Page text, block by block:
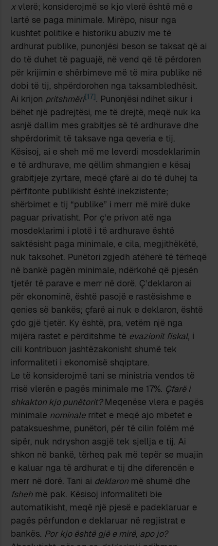
xvlerë; konsiderojmë se kjo vlerë është më e
lartë se paga minimale. Mirëpo, nisur nga
kushtet politike e historiku abuziv me të
ardhurat publike, punonjësi beson se taksat që ai
do të duhet të paguajë, në vend që të përdoren
për krijimin e shërbimeve më të mira publike në
dobi të tij, shpërdorohen nga taksambledhësit.
Ai krijon pritshmëri[17]. Punonjësi ndihet sikur i
bëhet një padrejtësi, me të drejtë, meqë nuk ka
asnjë dallim mes grabitjes së të ardhurave dhe
shpërdorimit të taksave nga qeveria e tij.
Kësisoj, ai e sheh më me leverdi mosdeklarimin
e të ardhurave, me qëllim shmangien e kësaj
grabitjeje zyrtare, meqë çfarë ai do të duhej ta
përfitonte publikisht është inekzistente;
shërbimet e tij “publike” i merr më mirë duke
paguar privatisht. Por ç’e privon atë nga
mosdeklarimi i plotë i të ardhurave është
saktësisht paga minimale, e cila, megjithëkëtë,
nuk taksohet. Punëtori zgjedh atëherë të tërheqë
në bankë pagën minimale, ndërkohë që pjesën
tjetër të parave e merr në dorë. Ç’deklaron ai
për ekonominë, është pasojë e rastësishme e
qenies së bankës; çfarë ai nuk e deklaron, është
çdo gjë tjetër. Ky është, pra, vetëm një nga
mijëra rastet e përditshme të evazionit fiskal, i
cili kontribuon jashtëzakonisht shumë tek
informaliteti i ekonomisë shqiptare.
Le të konsiderojmë tani se ministria vendos të
rrisë vlerën e pagës minimale me 17%. Çfarë i
shkakton kjo punëtorit? Meqenëse vlera e pagës
minimale nominale rritet e meqë ajo mbetet e
pataksueshme, punëtori, për të cilin folëm më
sipër, nuk ndryshon asgjë tek sjellja e tij. Ai
shkon në bankë, tërheq pak më tepër se muajin
e kaluar nga të ardhurat e tij dhe diferencën e
merr në dorë. Tani ai deklaron më shumë dhe
fsheh më pak. Kësisoj informaliteti bie
automatikisht, meqë një pjesë e padeklaruar e
pagës përfundon e deklaruar në regjistrat e
bankës. Por kjo është gjë e mirë, apo jo?